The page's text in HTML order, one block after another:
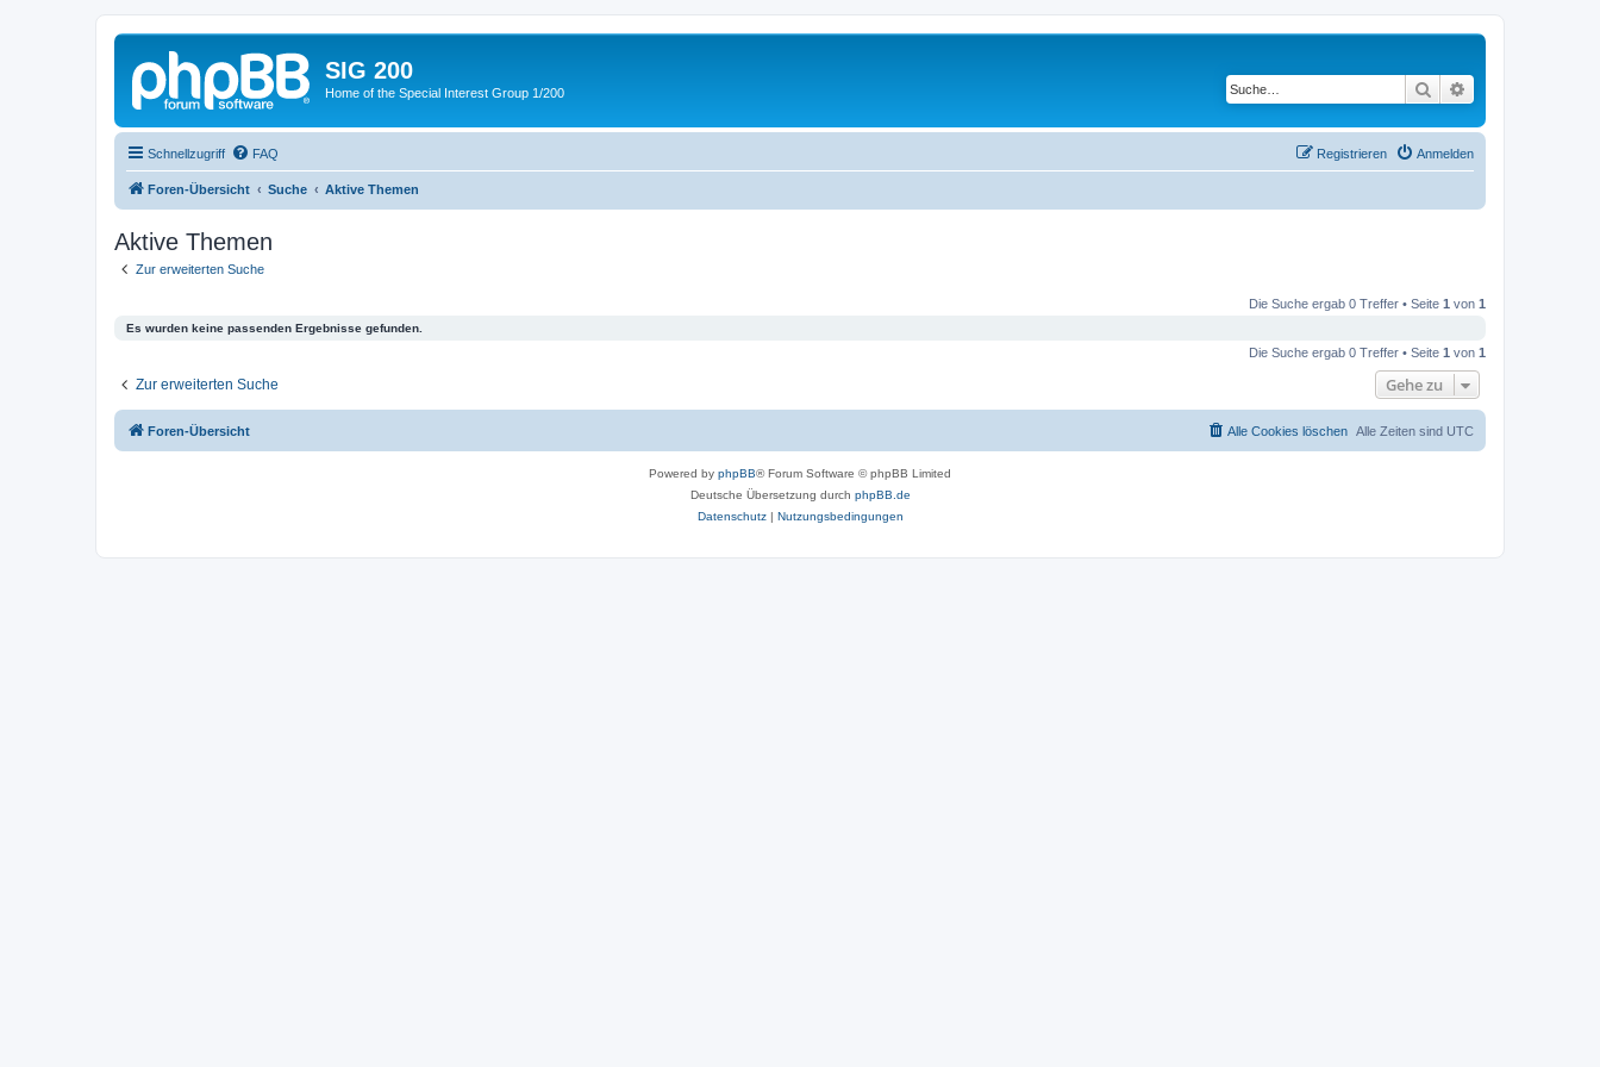
SIG 200
Home of the Special Interest Group 1/200 Suche
Schnellzugriff FAQ Anmelden
Registrieren
Foren-Übersicht Suche Aktive Themen
Aktive Themen
Zur erweiterten Suche
Die Suche ergab 0 Treffer • Seite 1 von 1
Es wurden keine passenden Ergebnisse gefunden.
Die Suche ergab 0 Treffer • Seite 1 von 1
Zur erweiterten Suche Gehe zu
Foren-Übersicht Alle Zeiten sind UTC
Alle Cookies löschen
Powered by phpBB® Forum Software © phpBB Limited
Deutsche Übersetzung durch phpBB.de
Datenschutz| Nutzungsbedingungen